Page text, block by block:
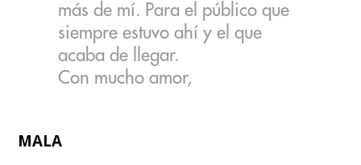
más de mí. Para el público que
siempre estuvo ahí y el que
acaba de llegar.
Con mucho amor,
MALA